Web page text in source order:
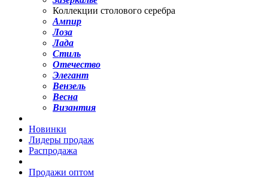
Коллекции столового серебра
Ампир
Лоза
Лада
Стиль
Отечество
Элегант
Вензель
Весна
Византия
Новинки
Лидеры продаж
Распродажа
Продажи оптом